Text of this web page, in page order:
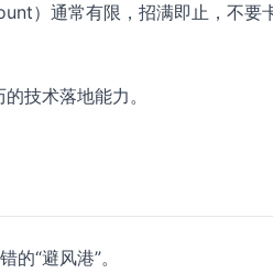
）通常有限，招满即止，不要
技术落地能力。
“避风港”。